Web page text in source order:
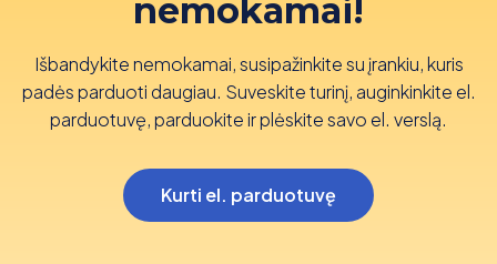
nemokamai!
Išbandykite nemokamai, susipažinkite su įrankiu, kuris
padės parduoti daugiau. Suveskite turinį, auginkinkite el.
parduotuvę, parduokite ir plėskite savo el. verslą.
Kurti el. parduotuvę